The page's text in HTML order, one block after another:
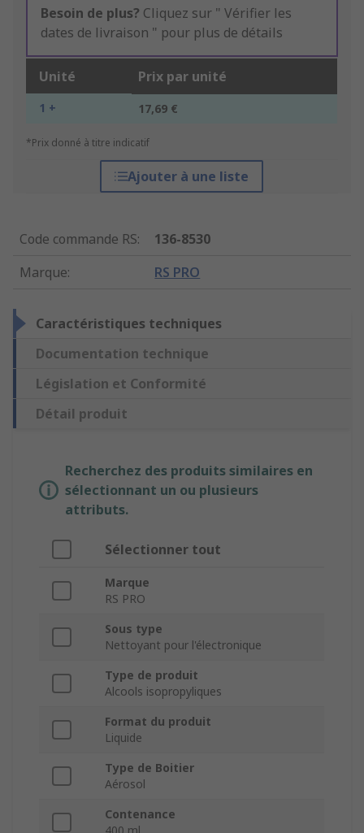
Besoin de plus? Cliquez sur " Vérifier les
dates de livraison " pour plus de détails
Unité Prix par unité
1 + 17,69 €
*Prix donné à titre indicatif
Ajouter à une liste
Code commande RS:
136-8530
Marque: RS PRO
Caractéristiques techniques
Documentation technique
Législation et Conformité
Détail produit
Recherchez des produits similaires en
sélectionnant un ou plusieurs
attributs.
Sélectionner tout
Marque
RS PRO
Sous type
Nettoyant pour l'électronique
Type de produit
Alcools isopropyliques
Format du produit
Liquide
Type de Boitier
Aérosol
Contenance